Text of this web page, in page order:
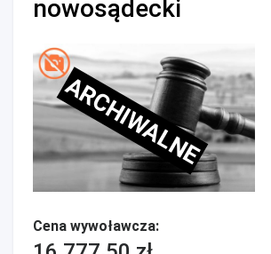
nowosądecki
ARCHIWALNE
Cena wywoławcza: